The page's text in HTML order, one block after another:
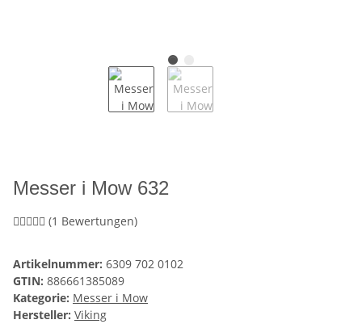
Messer i Mow 632
(1 Bewertungen)
Artikelnummer: 6309 702 0102
GTIN: 886661385089
Kategorie: Messer i Mow
Hersteller: Viking